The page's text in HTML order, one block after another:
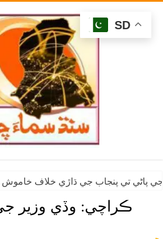
پاڻي تي پنجاب جي ڌاڙي خلاف خاموش
ڪراچي: وڏي وزير
SD